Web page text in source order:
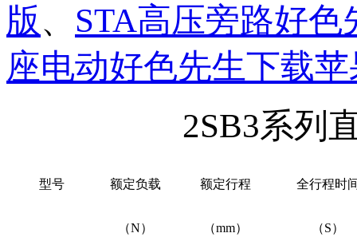
版、 STA高压旁路好
座电动好色先生下载
2SB3系列
型号 额定负载 额定行程 全行程时
（N） （mm） （S）